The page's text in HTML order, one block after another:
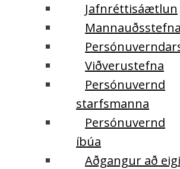
Jafnréttisáætlun
Mannauðsstefna
Viðverustefna
Persónuvernd
starfsmanna
Persónuvernd
íbúa
Aðgangur að